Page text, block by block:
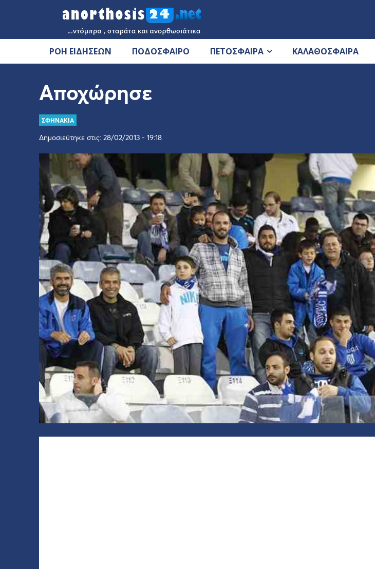
ΡΟΗ ΕΙΔΗΣΕΩΝ ΠΟΔΟΣΦΑΙΡΟ ΠΕΤΟΣΦΑΙΡΑ ΚΑΛΑΘΟΣΦΑΙΡΑ
Αποχώρησε
ΣΦΗΝΑΚΙΑ
Δημοσιεύτηκε στις: 28/02/2013 - 19:18